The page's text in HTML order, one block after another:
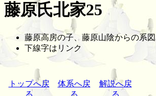
藤原氏北家25
藤原高房の子、藤原山陰からの系図
下線字はリンク
トップへ戻
る
体系へ戻
る
解説へ戻
る